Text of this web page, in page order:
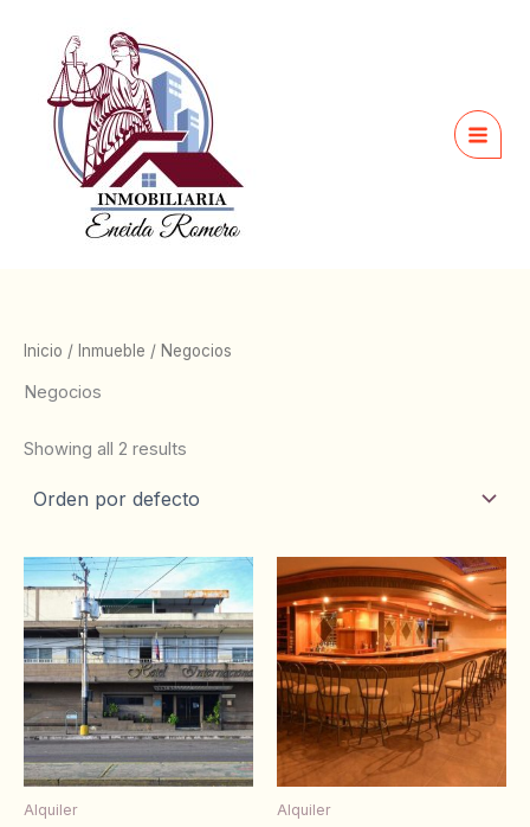
contenido
Inicio / Inmueble / Negocios
Negocios
Showing all 2 results
Alquiler Alquiler